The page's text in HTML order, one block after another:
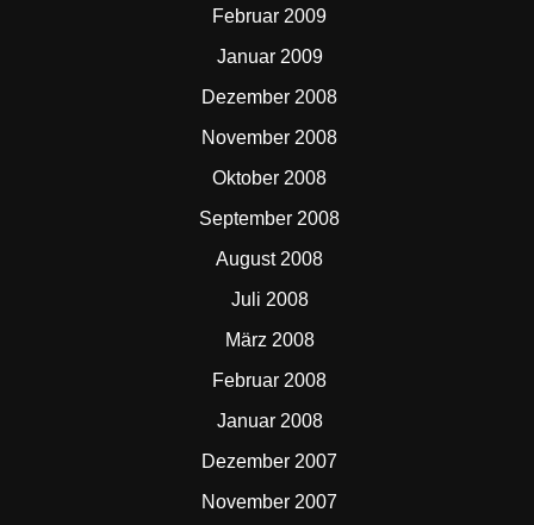
Februar 2009
Januar 2009
Dezember 2008
November 2008
Oktober 2008
September 2008
August 2008
Juli 2008
März 2008
Februar 2008
Januar 2008
Dezember 2007
November 2007